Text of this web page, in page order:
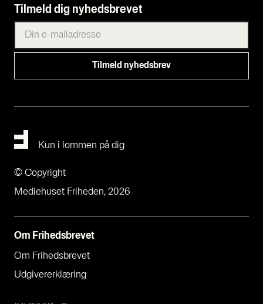
Tilmeld dig nyhedsbrevet
Om Fri­heds­bre­vet
Om Fri­heds­bre­vet
Udgi­ve­rer­klæ­ring
Kun i lommen på dig
Mediehuset Friheden, 2026
© Copyright